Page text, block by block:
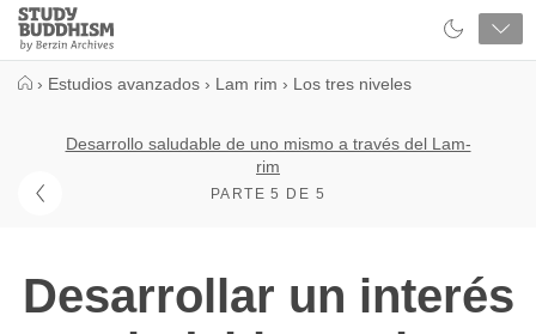
Close
Study
Buddhism
› Estudios avanzados › Lam rim › Los tres niveles
Desarrollo saludable de uno mismo a través del Lam-
rim
PARTE 5 DE 5
Desarrollar un interés